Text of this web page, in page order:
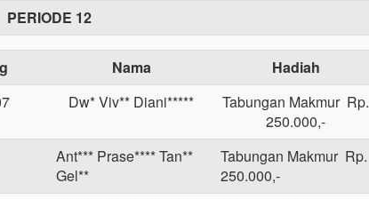
PERIODE 12
Nama
Hadiah
Dw* Viv** Diani*****
Tabungan Makmur Rp.
250.000,-
Ant*** Prase**** Tan**
Gel**
Tabungan Makmur Rp.
250.000,-